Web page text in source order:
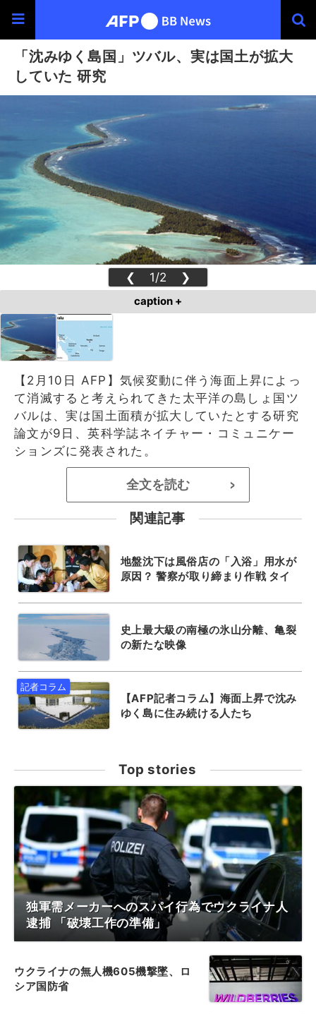
「沈みゆく島国」ツバル、実は国土が拡大
していた 研究
❮ 1/2 ❯
caption +
【2月10日 AFP】気候変動に伴う海面上昇によっ
て消滅すると考えられてきた太平洋の島しょ国ツ
バルは、実は国土面積が拡大していたとする研究
論文が9日、英科学誌ネイチャー・コミュニケー
ションズに発表された。
全文を読む >
関連記事
地盤沈下は風俗店の「入浴」用水が
原因？ 警察が取り締まり作戦 タイ
史上最大級の南極の氷山分離、亀裂
の新たな映像
【AFP記者コラム】海面上昇で沈み
ゆく島に住み続ける人たち
Top stories
独軍需メーカーへのスパイ行為でウクライナ人
逮捕 「破壊工作の準備」
ウクライナの無人機605機撃墜、ロ
シア国防省